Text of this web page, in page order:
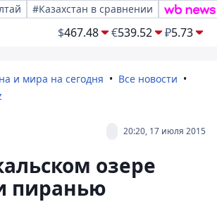
#Казахстан в сравнении
$467.48 €539.52 ₽5.73
и мира на сегодня
Все новости
20:20, 17 июля 2015
озере
пиранью